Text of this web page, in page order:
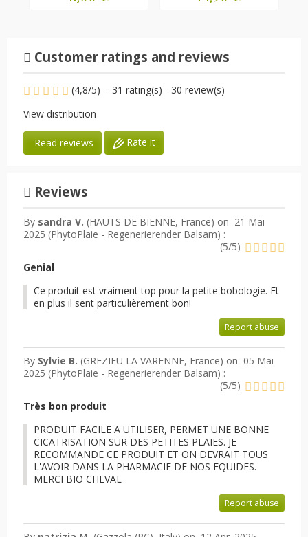
Customer ratings and reviews
(4,8/5) - 31 rating(s) - 30 review(s)
View distribution
Read reviews Rate it
Reviews
By sandra V. (HAUTS DE BIENNE, France) on 21 Mai
2025 (PhytoPlaie - Regenerierender Balsam) :
(5/5)
Genial
Ce produit est vraiment top pour la petite bobologie. Et
en plus il sent particulièrement bon!
Report abuse
By Sylvie B. (GREZIEU LA VARENNE, France) on 05 Mai
2025 (PhytoPlaie - Regenerierender Balsam) :
(5/5)
Très bon produit
PRODUIT FACILE A UTILISER, PERMET UNE BONNE
CICATRISATION SUR DES PETITES PLAIES. JE
RECOMMANDE CE PRODUIT ET ON DEVRAIT TOUS
L'AVOIR DANS LA PHARMACIE DE NOS EQUIDES.
MERCI BIO CHEVAL
Report abuse